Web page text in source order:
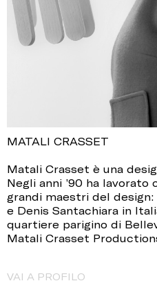
MATALI CRASSET
Matali Crasset è una
Negli anni ’90 ha
grandi maestri del
e Denis Santachiara in
quartiere parigino di
Matali Crasset
VAI A PROFILO